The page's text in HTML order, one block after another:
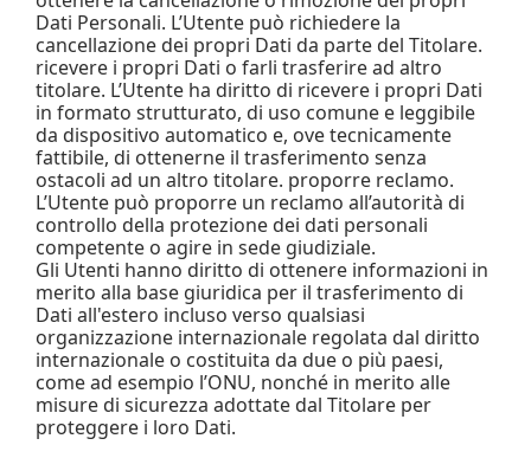
Dati Personali. L’Utente può richiedere la
cancellazione dei propri Dati da parte del Titolare.
ricevere i propri Dati o farli trasferire ad altro
titolare. L’Utente ha diritto di ricevere i propri Dati
in formato strutturato, di uso comune e leggibile
da dispositivo automatico e, ove tecnicamente
fattibile, di ottenerne il trasferimento senza
ostacoli ad un altro titolare. proporre reclamo.
L’Utente può proporre un reclamo all’autorità di
controllo della protezione dei dati personali
competente o agire in sede giudiziale.
Gli Utenti hanno diritto di ottenere informazioni in
merito alla base giuridica per il trasferimento di
Dati all'estero incluso verso qualsiasi
organizzazione internazionale regolata dal diritto
internazionale o costituita da due o più paesi,
come ad esempio l’ONU, nonché in merito alle
misure di sicurezza adottate dal Titolare per
proteggere i loro Dati.